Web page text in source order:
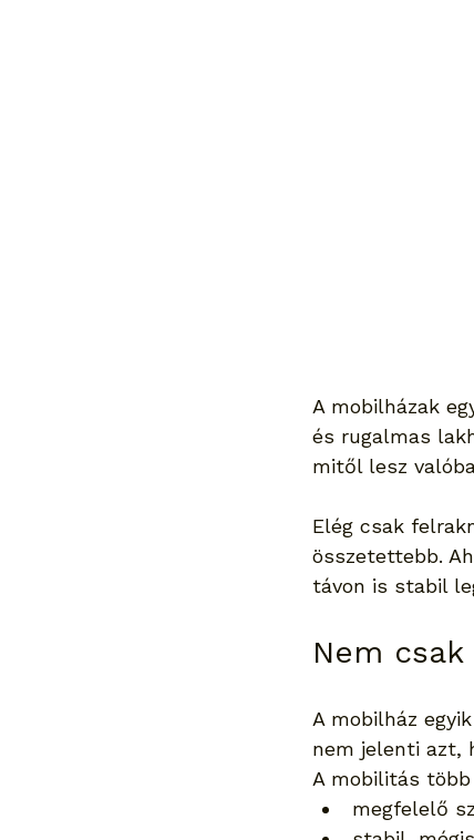
A mobilházak
és rugalmas
mitől lesz
Elég csak
összetettebb.
távon is stabil
Nem
A mobilház
nem jelenti azt,
A mobilitás
megfelelő